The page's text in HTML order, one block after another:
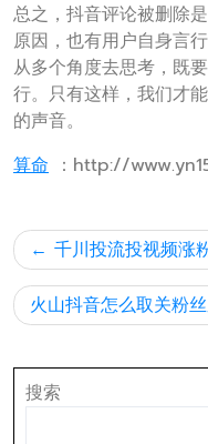
总之，抖音评论被删除
原因，也有用户自身言
从多个角度去思考，既
行。只有这样，我们才
的声音。
算命 ：http://
文
章
导
千川投流投视频涨
火山抖音怎么取关粉
搜索